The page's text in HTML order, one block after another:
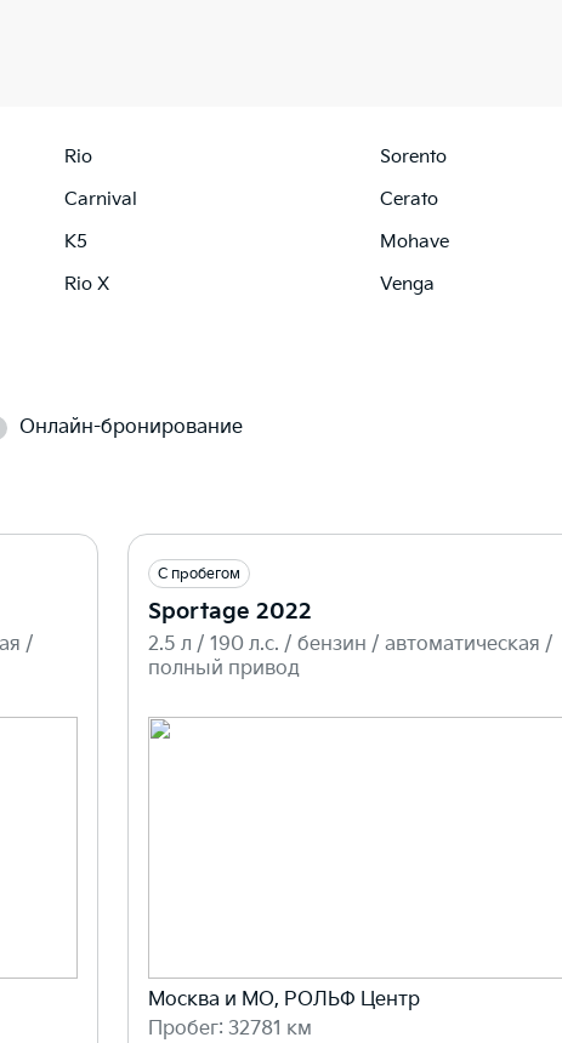
Rio Sorento
Carnival Cerato
K5 Mohave
Rio X Venga
Онлайн-бронирование
/
С пробегом
Sportage 2022
2.5 л / 190 л.c. / бензин / автоматическая /
полный привод
Москва и МО, РОЛЬФ Центр
Пробег: 32781 км